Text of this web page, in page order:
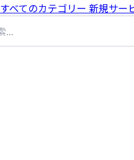
すべてのカテゴリー 新規サー